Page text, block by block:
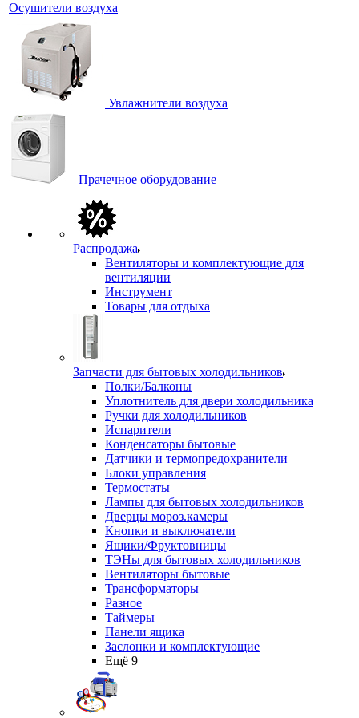
Осушители воздуха
Увлажнители воздуха
Прачечное оборудование
Распродажа
Вентиляторы и комплектующие для
вентиляции
Инструмент
Товары для отдыха
Запчасти для бытовых холодильников
Полки/Балконы
Уплотнитель для двери холодильника
Ручки для холодильников
Испарители
Конденсаторы бытовые
Датчики и термопредохранители
Блоки управления
Термостаты
Лампы для бытовых холодильников
Дверцы мороз.камеры
Кнопки и выключатели
Ящики/Фруктовницы
ТЭНы для бытовых холодильников
Вентиляторы бытовые
Трансформаторы
Разное
Таймеры
Панели ящика
Заслонки и комплектующие
Ещё 9